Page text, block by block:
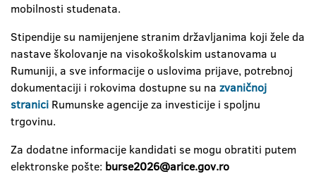
mobilnosti studenata.
Stipendije su namijenjene stranim državljanima koji žele da
nastave školovanje na visokoškolskim ustanovama u
Rumuniji, a sve informacije o uslovima prijave, potrebnoj
dokumentaciji i rokovima dostupne su na zvaničnoj
stranici Rumunske agencije za investicije i spoljnu
trgovinu.
Za dodatne informacije kandidati se mogu obratiti putem
elektronske pošte: burse2026@arice.gov.ro